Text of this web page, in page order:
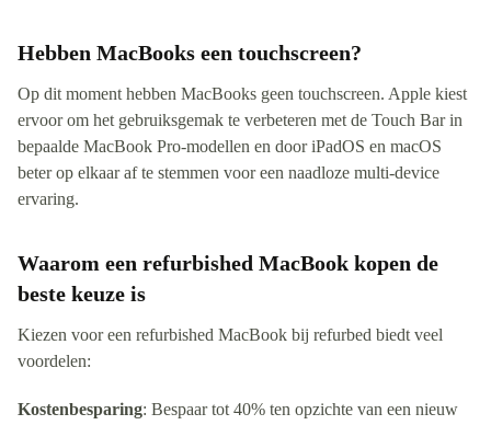
Hebben MacBooks een touchscreen?
Op dit moment hebben MacBooks geen touchscreen. Apple kiest
ervoor om het gebruiksgemak te verbeteren met de Touch Bar in
bepaalde MacBook Pro-modellen en door iPadOS en macOS
beter op elkaar af te stemmen voor een naadloze multi-device
ervaring.
Waarom een refurbished MacBook kopen de
beste keuze is
Kiezen voor een refurbished MacBook bij refurbed biedt veel
voordelen:
Kostenbesparing: Bespaar tot 40% ten opzichte van een nieuw